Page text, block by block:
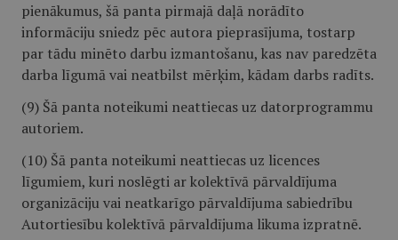
pienākumus, šā panta pirmajā daļā norādīto
informāciju sniedz pēc autora pieprasījuma, tostarp
par tādu minēto darbu izmantošanu, kas nav paredzēta
darba līgumā vai neatbilst mērķim, kādam darbs radīts.
(9) Šā panta noteikumi neattiecas uz datorprogrammu
autoriem.
(10) Šā panta noteikumi neattiecas uz licences
līgumiem, kuri noslēgti ar kolektīvā pārvaldījuma
organizāciju vai neatkarīgo pārvaldījuma sabiedrību
Autortiesību kolektīvā pārvaldījuma likuma izpratnē.